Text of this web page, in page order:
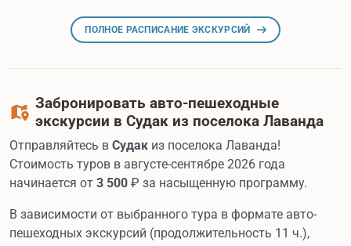
ПОЛНОЕ РАСПИСАНИЕ ЭКСКУРСИЙ
Забронировать авто-пешеходные
экскурсии в Судак из поселока Лаванда
Отправляйтесь в Судак из поселока Лаванда!
Стоимость туров в августе-сентябре 2026 года
начинается от 3 500 ₽ за насыщенную программу.
В зависимости от выбранного тура в формате авто-
пешеходных экскурсий (продолжительность 11 ч.),